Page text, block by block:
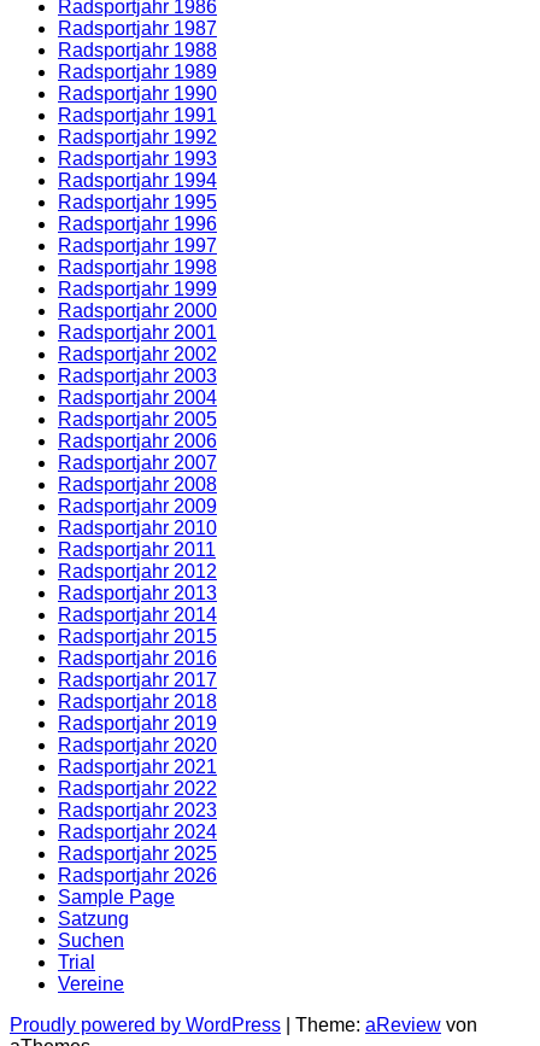
Radsportjahr 1986
Radsportjahr 1987
Radsportjahr 1988
Radsportjahr 1989
Radsportjahr 1990
Radsportjahr 1991
Radsportjahr 1992
Radsportjahr 1993
Radsportjahr 1994
Radsportjahr 1995
Radsportjahr 1996
Radsportjahr 1997
Radsportjahr 1998
Radsportjahr 1999
Radsportjahr 2000
Radsportjahr 2001
Radsportjahr 2002
Radsportjahr 2003
Radsportjahr 2004
Radsportjahr 2005
Radsportjahr 2006
Radsportjahr 2007
Radsportjahr 2008
Radsportjahr 2009
Radsportjahr 2010
Radsportjahr 2011
Radsportjahr 2012
Radsportjahr 2013
Radsportjahr 2014
Radsportjahr 2015
Radsportjahr 2016
Radsportjahr 2017
Radsportjahr 2018
Radsportjahr 2019
Radsportjahr 2020
Radsportjahr 2021
Radsportjahr 2022
Radsportjahr 2023
Radsportjahr 2024
Radsportjahr 2025
Radsportjahr 2026
Sample Page
Satzung
Suchen
Trial
Vereine
Proudly powered by WordPress
Theme: aReview von